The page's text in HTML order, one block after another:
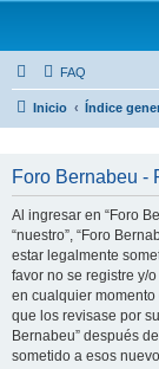
FAQ
Inicio Índice
Foro Bernabeu -
Al ingresar en “Foro
“nuestro”, “Foro
estar legalmente
favor no se registre y/
en cualquier
que los revisase por
Bernabeu” después
sometido a esos